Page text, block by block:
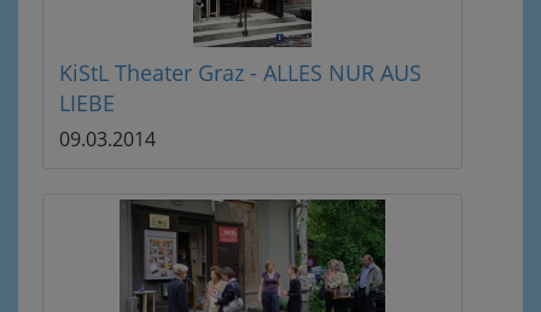
KiStL Theater Graz - ALLES NUR AUS
LIEBE
09.03.2014